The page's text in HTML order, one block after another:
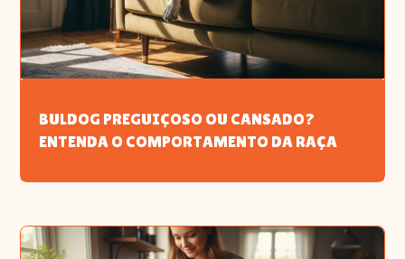
BULDOG PREGUIÇOSO OU CANSADO?
ENTENDA O COMPORTAMENTO DA RAÇA